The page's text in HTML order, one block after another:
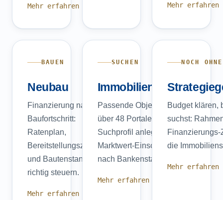
Mehr erfahren → Mehr erfahren
BAUEN
Neubau
Finanzierung nach
Baufortschritt:
Ratenplan,
Bereitstellungszinsen
und Bautenstand
richtig steuern.
Mehr erfahren →
SUCHEN
Immobiliensuche
Passende Objekte aus
über 48 Portalen,
Suchprofil anlegen,
Marktwert-Einschätzung
nach Bankenstandard.
Mehr erfahren →
NOCH
Budget klären,
suchst:
Finanzierungs-
die
Mehr erfahren